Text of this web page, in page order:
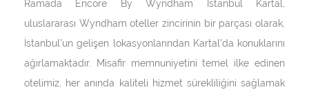
Ramada Encore By Wyndham Istanbul Kartal,
uluslararası Wyndham oteller zincirinin bir parçası olarak,
İstanbul’un gelişen lokasyonlarından Kartal’da konuklarını
ağırlamaktadır. Misafir memnuniyetini temel ilke edinen
otelimiz, her anında kaliteli hizmet sürekliliğini sağlamak